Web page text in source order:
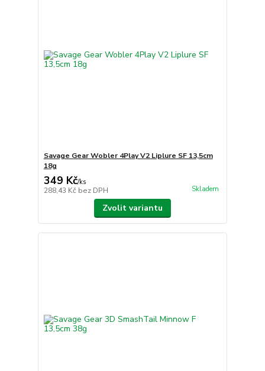
Savage Gear Wobler 4Play V2 Liplure SF 13,5cm
18g
349 Kč/ks
288,43 Kč bez DPH Skladem
Zvolit variantu